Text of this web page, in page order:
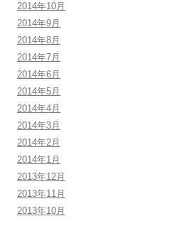
2014年10月
2014年9月
2014年8月
2014年7月
2014年6月
2014年5月
2014年4月
2014年3月
2014年2月
2014年1月
2013年12月
2013年11月
2013年10月